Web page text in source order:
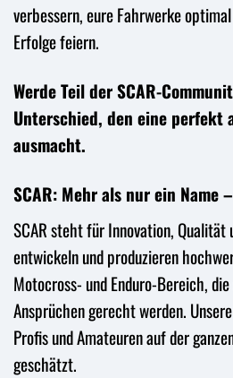
verbessern, eure Fahrwerke
Erfolge feiern.
Werde Teil der SCAR-
Unterschied, den eine perfekt
ausmacht.
SCAR: Mehr als nur ein Name
SCAR steht für Innovation,
entwickeln und produzieren
Motocross- und Enduro-Bereich,
Ansprüchen gerecht werden.
Profis und Amateuren auf der
geschätzt.